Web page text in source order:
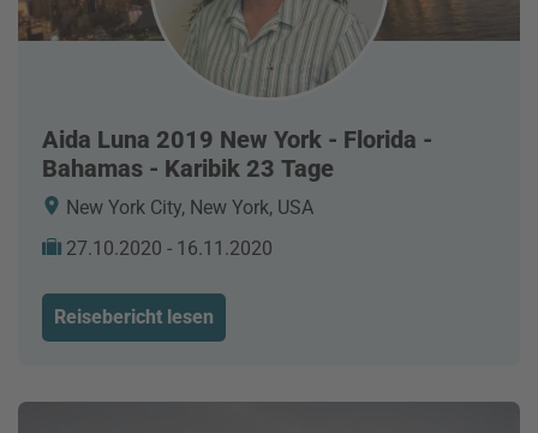
Aida Luna 2019 New York - Florida -
Bahamas - Karibik 23 Tage
New York City, New York, USA
27.10.2020 - 16.11.2020
Reisebericht lesen